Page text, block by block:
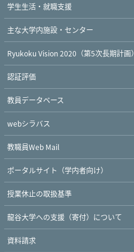
学生生活・就職支援
主な大学内施設・センター
Ryukoku Vision 2020（第5次長期計画）
認証評価
教員データベース
webシラバス
教職員Web Mail
ポータルサイト（学内者向け）
授業休止の取扱基準
龍谷大学への支援（寄付）について
資料請求